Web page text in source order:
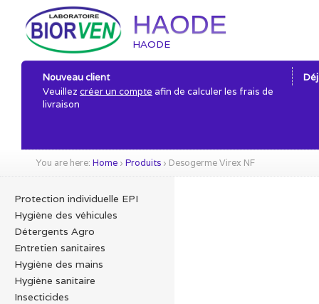
HAODE
HAODE
Nouveau client
Veuillez créer un compte afin de calculer les frais de
livraison
You are here: Home › Produits › Desogerme Virex NF
Protection individuelle EPI
Hygiène des véhicules
Détergents Agro
Entretien sanitaires
Hygiène des mains
Hygiène sanitaire
Insecticides